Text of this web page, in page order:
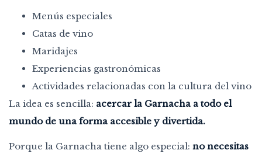
Menús especiales
Catas de vino
Maridajes
Experiencias gastronómicas
Actividades relacionadas con la cultura del vino
La idea es sencilla: acercar la Garnacha a todo el
mundo de una forma accesible y divertida.
Porque la Garnacha tiene algo especial: no necesitas